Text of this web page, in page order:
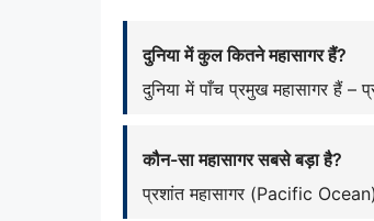
दुनिया में कुल कितने महासागर हैं?
दुनिया में पाँच प्रमुख महासागर हैं –
कौन-सा महासागर सबसे बड़ा है?
प्रशांत महासागर (Pacific